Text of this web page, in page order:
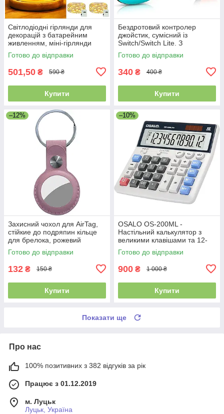
Світлодіодні гірлянди для
декорацій з батарейним
живленням, міні-гірлянди
довжиною 2 м, 20
світлодіодів, 12 шт.
Готово до відправки
501,50 ₴ 590 ₴
Купити
Бездротовий контролер
джойстик, сумісний із
Switch/Switch Lite. З
регульованою вібрацією
Готово до відправки
340 ₴ 400 ₴
Купити
–12%
Захисний чохол для AirTag,
стійкие до подряпин кільце
для брелока, рожевий
Готово до відправки
132 ₴ 150 ₴
Купити
–10%
OSALO OS-200ML -
Настільний калькулятор з
великими клавішами та 12-
розрядним екраном
Готово до відправки
900 ₴ 1 000 ₴
Купити
Показати ще
Про нас
100% позитивних з 382 відгуків за рік
Працює з 01.12.2019
м. Луцьк
Луцьк, Україна